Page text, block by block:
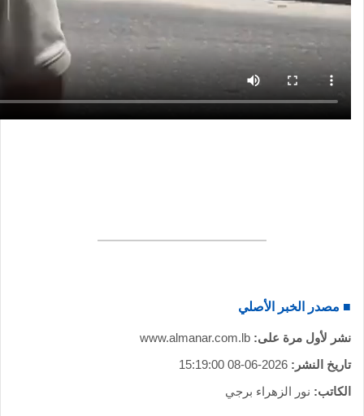
■ مصدر الخبر الأصلي
نشر لأول مرة على: www.almanar.com.lb
تاريخ النشر: 2026-06-08 15:19:00
الكاتب: نور الزهراء برجي